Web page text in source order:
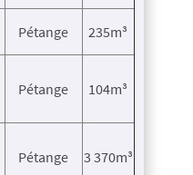
Pétange 235m³
Pétange 104m³
Pétange 3 370m³